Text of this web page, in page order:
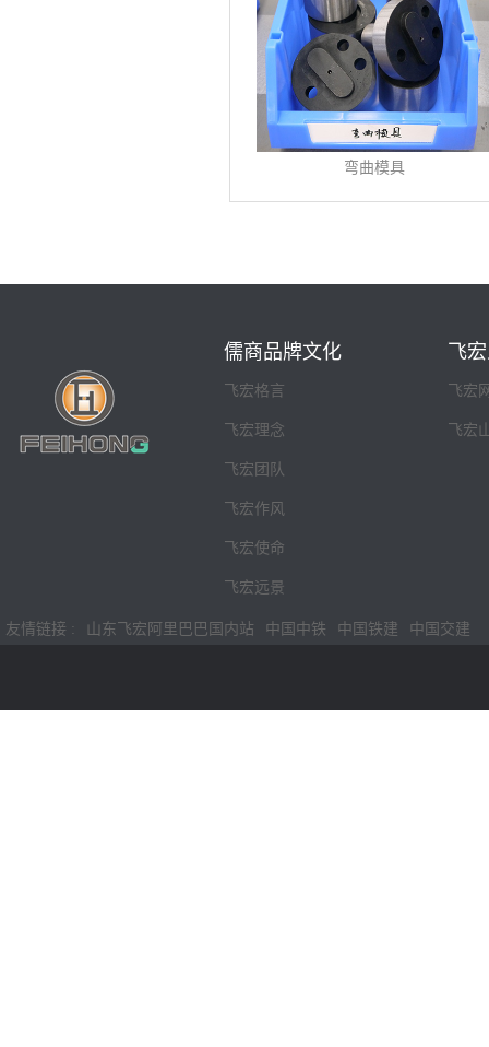
弯曲模具
儒商品牌文化
飞宏格言
飞宏理念
飞宏团队
飞宏作风
飞宏使命
飞宏远景
飞
飞宏
飞宏
友情链接 : 山东飞宏阿里巴巴国内站 中国中铁 中国铁建 中国交建